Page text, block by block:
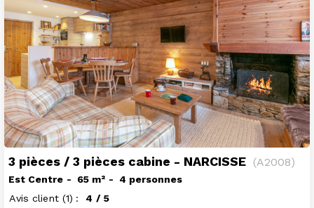
3 pièces / 3 pièces cabine - NARCISSE (A2008)
Est Centre 65 m²
4 personnes
Avis client (1) 4 / 5